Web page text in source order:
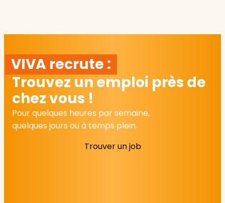
VIVA recrute :
Trouvez un emploi près de
chez vous !
Pour quelques heures par semaine,
quelques jours ou à temps plein.
Trouver un job